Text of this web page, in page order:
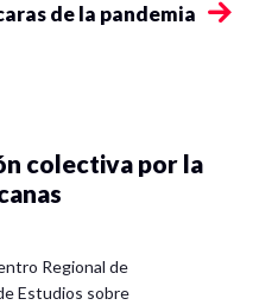
de la pandemia
colectiva por la
Regional de
Estudios sobre